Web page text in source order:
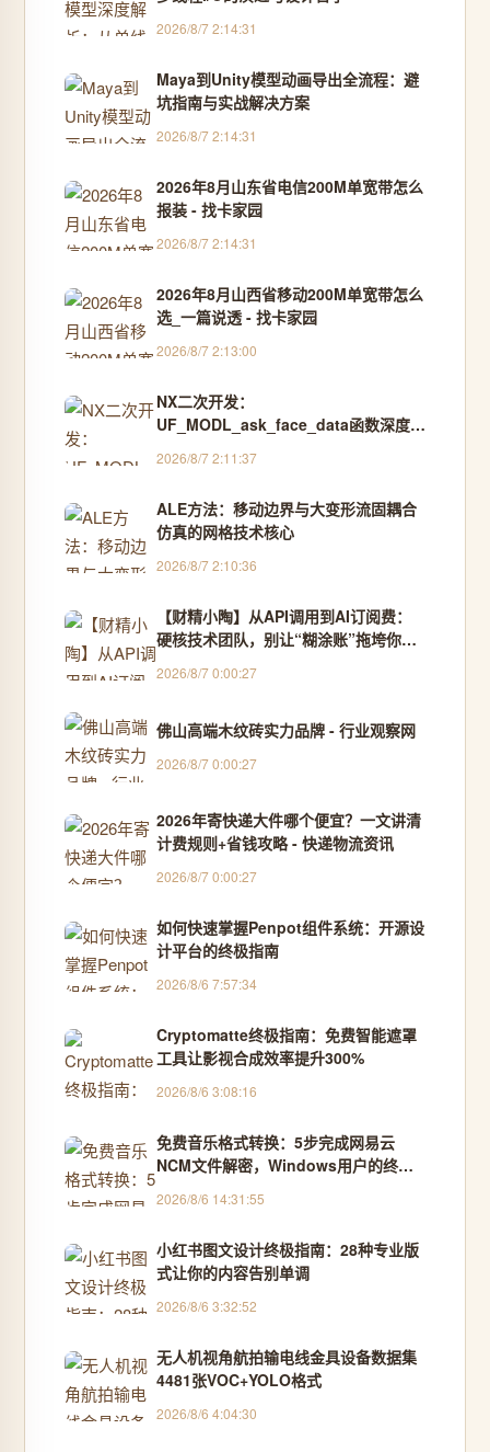
2026/8/7 2:14:31
Maya到Unity模型动画导出全流程：避
坑指南与实战解决方案
2026/8/7 2:14:31
2026年8月山东省电信200M单宽带怎么
报装 - 找卡家园
2026/8/7 2:14:31
2026年8月山西省移动200M单宽带怎么
选_一篇说透 - 找卡家园
2026/8/7 2:13:00
NX二次开发：
UF_MODL_ask_face_data函数深度解
2026/8/7 2:11:37
ALE方法：移动边界与大变形流固耦合
仿真的网格技术核心
2026/8/7 2:10:36
【财精小陶】从API调用到AI订阅费：
硬核技术团队，别让“糊涂账”拖垮你的
2026/8/7 0:00:27
佛山高端木纹砖实力品牌 - 行业观察网
2026/8/7 0:00:27
2026年寄快递大件哪个便宜？一文讲清
计费规则+省钱攻略 - 快递物流资讯
2026/8/7 0:00:27
如何快速掌握Penpot组件系统：开源设
计平台的终极指南
2026/8/6 7:57:34
Cryptomatte终极指南：免费智能遮罩
工具让影视合成效率提升300%
2026/8/6 3:08:16
免费音乐格式转换：5步完成网易云
NCM文件解密，Windows用户的终极
2026/8/6 14:31:55
小红书图文设计终极指南：28种专业版
式让你的内容告别单调
2026/8/6 3:32:52
无人机视角航拍输电线金具设备数据集
4481张VOC+YOLO格式
2026/8/6 4:04:30